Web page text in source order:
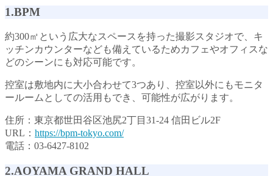
1.BPM
約300㎡という広大なスペースを持った撮影スタジオで、キ
ッチンカウンターなども備えているためカフェやオフィスな
どのシーンにも対応可能です。
控室は敷地内に大小合わせて3つあり、控室以外にもモニタ
ールームとしての活用もでき、可能性が広がります。
住所：東京都世田谷区池尻2丁目31-24 信田ビル2F
URL： https://bpm-tokyo.com/
電話：03-6427-8102
2.AOYAMA GRAND HALL